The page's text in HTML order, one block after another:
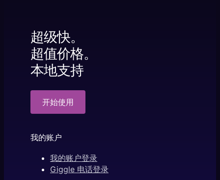
超级快。
超值价格。
本地支持
开始使用
我的账户
我的账户登录
Giggle 电话登录